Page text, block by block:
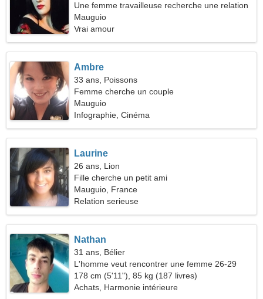
Une femme travailleuse recherche une relation
passionnée
Mauguio
Vrai amour
Ambre
33 ans, Poissons
Femme cherche un couple
Mauguio
Infographie, Cinéma
Laurine
26 ans, Lion
Fille cherche un petit ami
Mauguio, France
Relation serieuse
Nathan
31 ans, Bélier
L'homme veut rencontrer une femme 26-29
178 cm (5'11"), 85 kg (187 livres)
Achats, Harmonie intérieure